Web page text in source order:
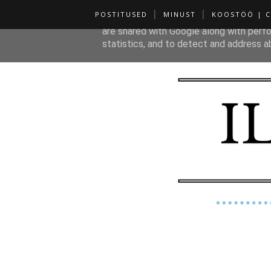
POSTITUSED MINUST KOOSTÖÖ |
This site uses cookies from Google to
are shared with Google along with
statistics, and to detect and address